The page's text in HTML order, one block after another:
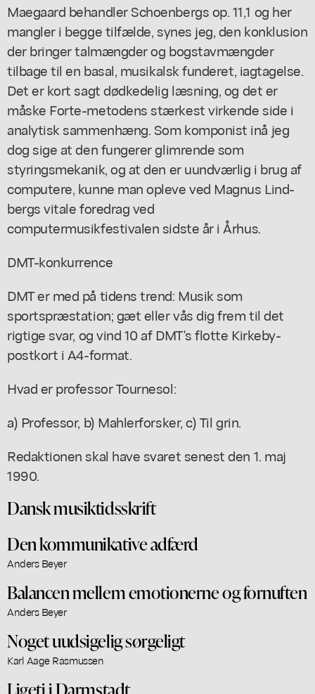
Maegaard behandler Schoenbergs op. 11,1 og her
mangler i begge tilfælde, synes jeg, den konklusion
der bringer talmængder og bogstavmængder
tilbage til en basal, musikalsk funderet, iagtagelse.
Det er kort sagt dødkedelig læsning, og det er
måske Forte-metodens stærkest virkende side i
analytisk sammenhæng. Som komponist inå jeg
dog sige at den fungerer glimrende som
styringsmekanik, og at den er uundværlig i brug af
computere, kunne man opleve ved Magnus Lind-
bergs vitale foredrag ved
computermusikfestivalen sidste år i Århus.
DMT-konkurrence
DMT er med på tidens trend: Musik som
sportspræstation; gæt eller vås dig frem til det
rigtige svar, og vind 10 af DMT's flotte Kirkeby-
postkort i A4-format.
Hvad er professor Tournesol:
a) Professor, b) Mahlerforsker, c) Til grin.
Redaktionen skal have svaret senest den 1. maj
1990.
Dansk musiktidsskrift
Den kommunikative adfærd
Anders Beyer
Balancen mellem emotionerne og fornuften
Anders Beyer
Noget uudsigelig sørgeligt
Karl Aage Rasmussen
Ligeti i Darmstadt